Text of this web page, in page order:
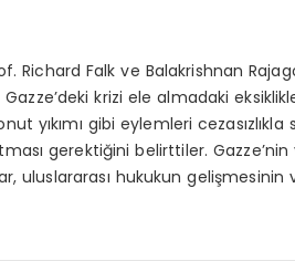
Richard Falk ve Balakrishnan
krizi ele almadaki
yıkımı gibi eylemleri
gerektiğini belirttiler. Gazze’nin
uluslararası hukukun gelişmesinin